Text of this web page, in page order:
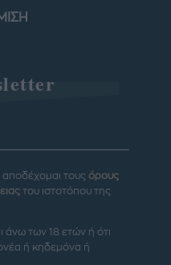
αποδέχομαι τους όρους
του ιστοτόπου της
άνω των 18 ετών ή ότι
ή κηδεμόνα ή